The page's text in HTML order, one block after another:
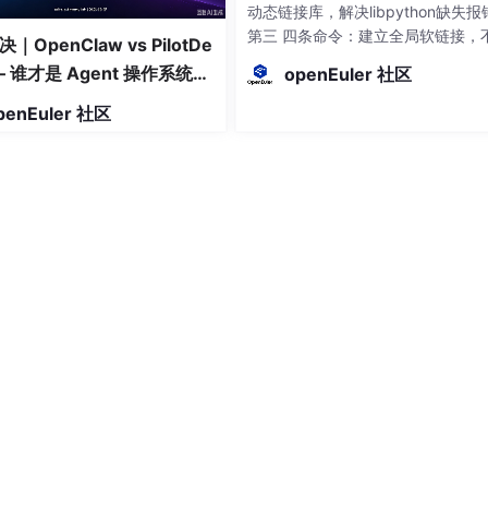
｜OpenClaw vs PilotDe
才是 Agent 操作系统的
？
社区
动态链接库，解决libpython缺失报
第三 四条命令：建立全局软链接，
机及OpenEuler2203。8、配置pip
openEuler 社区